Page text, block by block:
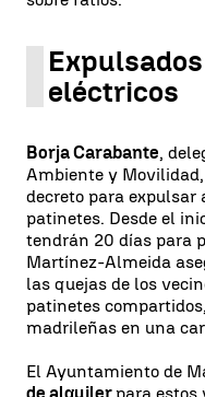
eléctricos
Borja Carabante,
Ambiente y
decreto para expulsar
patinetes. Desde el
tendrán 20 días para
Martínez-Almeida
las quejas de los
patinetes
madrileñas en una
El Ayuntamiento de